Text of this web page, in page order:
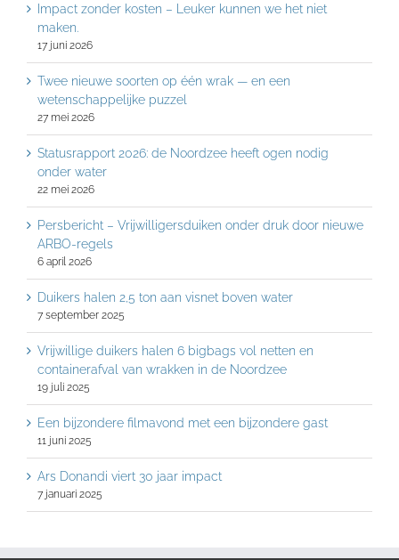
Impact zonder kosten – Leuker kunnen we het niet
maken.
17 juni 2026
Twee nieuwe soorten op één wrak — en een
wetenschappelijke puzzel
27 mei 2026
Statusrapport 2026: de Noordzee heeft ogen nodig
onder water
22 mei 2026
Persbericht – Vrijwilligersduiken onder druk door nieuwe
ARBO-regels
6 april 2026
Duikers halen 2,5 ton aan visnet boven water
7 september 2025
Vrijwillige duikers halen 6 bigbags vol netten en
containerafval van wrakken in de Noordzee
19 juli 2025
Een bijzondere filmavond met een bijzondere gast
11 juni 2025
Ars Donandi viert 30 jaar impact
7 januari 2025